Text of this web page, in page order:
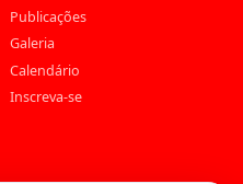
Publicações
Galeria
Calendário
Inscreva-se